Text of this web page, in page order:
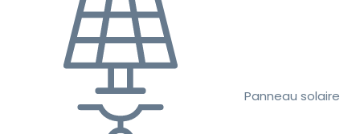
Panneau solaire